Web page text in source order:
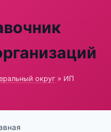
округ » ИП